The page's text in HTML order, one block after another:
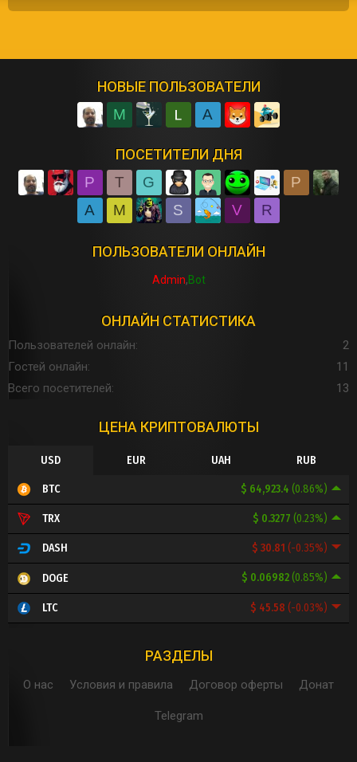
НОВЫЕ ПОЛЬЗОВАТЕЛИ
M A
ПОСЕТИТЕЛИ ДНЯ
P T G
P
A
M S V R
ПОЛЬЗОВАТЕЛИ ОНЛАЙН
Admin Bot
ОНЛАЙН СТАТИСТИКА
Пользователей онлайн
2
Гостей онлайн
11
Всего посетителей
13
ЦЕНА КРИПТОВАЛЮТЫ
USD EUR UAH RUB
$ 64,923.4 (0.86%)
BTC
$ 0.3277 (0.23%)
TRX
$ 30.81 (-0.35%)
DASH
$ 0.06982(0.85%)
DOGE
$ 45.58 (-0.03%)
LTC
РАЗДЕЛЫ
О нас Условия и правила Договор оферты Донат
Telegram